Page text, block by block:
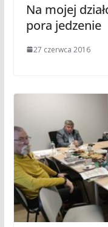
Na mojej
pora jedzenie
27 czerwca 2016